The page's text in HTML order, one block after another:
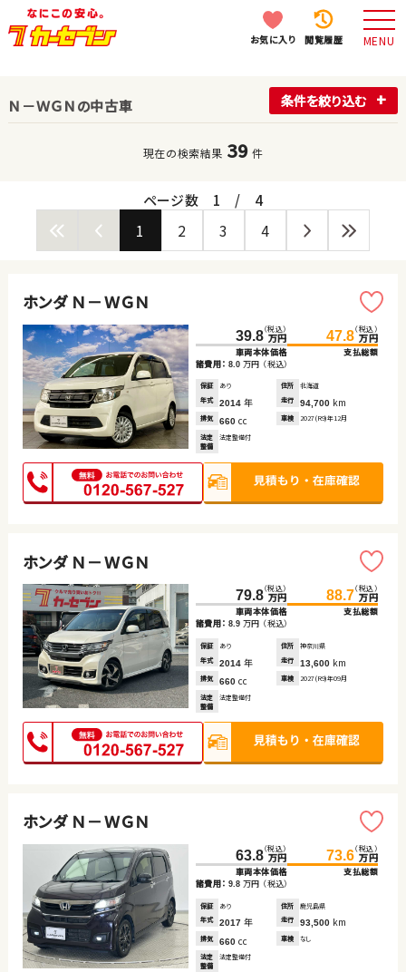
お気に入り 閲覧履歴 MENU
Ｎ－ＷＧＮの中古車 条件を絞り込む
現在の検索結果 39 件
ページ数 1 / 4
1 2 3 4
ホンダ Ｎ－ＷＧＮ
39.8（税込）
万円
車両本体価格
47.8（税込）
万円
支払総額
諸費用： 8.0 万円 （税込）
保証 あり 住所
北海道
年式
2014 年 走行 94,700 km
排気 660 cc 車検 2027(R9)年12月
法定
整備
法定整備付
ホンダ Ｎ－ＷＧＮ
79.8（税込）
万円
車両本体価格
88.7（税込）
万円
支払総額
諸費用： 8.9 万円 （税込）
保証 あり 住所
神奈川県
年式
2014 年 走行 13,600 km
排気 660 cc 車検 2027(R9)年09月
法定
整備
法定整備付
ホンダ Ｎ－ＷＧＮ
63.8（税込）
万円
車両本体価格
73.6（税込）
万円
支払総額
諸費用： 9.8 万円 （税込）
保証 あり 住所
鹿児島県
年式
2017 年 走行 93,500 km
排気 660 cc 車検 なし
法定
整備
法定整備付